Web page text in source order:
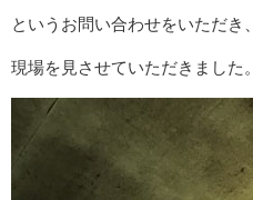
というお問い合わせをいただき、
現場を見させていただきました。